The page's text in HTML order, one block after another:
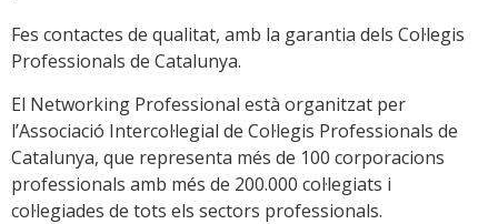
Fes contactes de qualitat, amb la garantia dels Col·legis
Professionals de Catalunya.
El Networking Professional està organitzat per
l’Associació Intercol·legial de Col·legis Professionals de
Catalunya, que representa més de 100 corporacions
professionals amb més de 200.000 col·legiats i
col·legiades de tots els sectors professionals.